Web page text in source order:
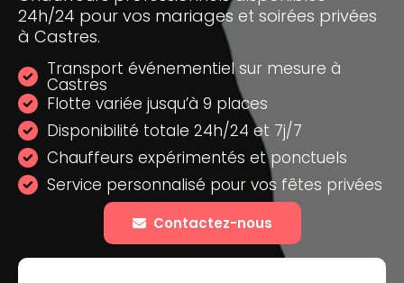
24h/24 pour vos mariages et soirées privées
à Castres.
Transport événementiel sur mesure à
Castres
Flotte variée jusqu’à 9 places
Disponibilité totale 24h/24 et 7j/7
Chauffeurs expérimentés et ponctuels
Service personnalisé pour vos fêtes privées
Contactez-nous